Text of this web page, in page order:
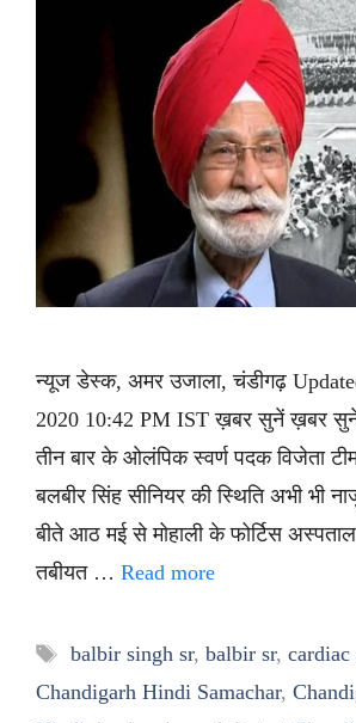
न्यूज डेस्क, अमर उजाला, चंडीगढ़
2020 10:42 PM IST ख़बर सुनें ख़बर
तीन बार के ओलंपिक स्वर्ण पदक विजेता
बलबीर सिंह सीनियर की स्थिति अभी भी
बीते आठ मई से मोहाली के फोर्टिस अस्पताल
तबीयत … Read more
Tags
balbir singh sr, balbir sr, cardiac
Chandigarh Hindi Samachar,